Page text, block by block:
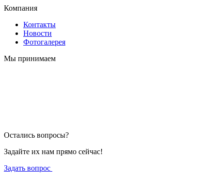
Компания
Контакты
Новости
Фотогалерея
Мы принимаем
Остались вопросы?
Задайте их нам прямо сейчас!
Задать вопрос